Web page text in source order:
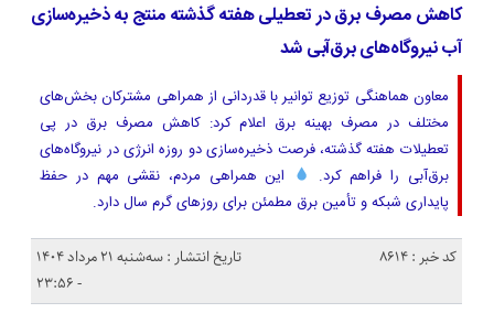
کاهش مصرف برق در تعطیلی هفته گذشته منتج به ذخیره‌سازی
آب نیروگاه‌های برق‌آبی شد
معاون هماهنگی توزیع توانیر با قدردانی از همراهی مشترکان بخش‌های
مختلف در مصرف بهینه برق اعلام کرد: کاهش مصرف برق در پی
تعطیلات هفته گذشته، فرصت ذخیره‌سازی دو روزه انرژی در نیروگاه‌های
برق‌آبی را فراهم کرد.
این همراهی مردم، نقشی مهم در حفظ
پایداری شبکه و تأمین برق مطمئن برای روزهای گرم سال دارد.
کد خبر : 8614
تاریخ انتشار : سه‌شنبه ۲۱ مرداد ۱۴۰۴
- ۲۳:۵۶